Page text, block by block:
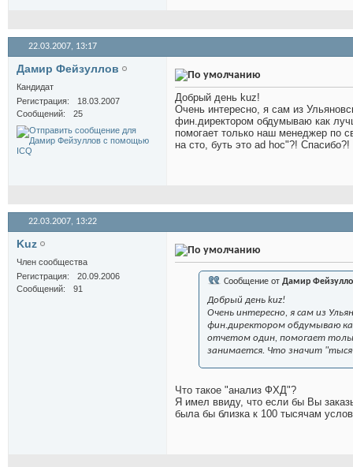
22.03.2007, 13:17
Дамир Фейзуллов
Кандидат
Регистрация
18.03.2007
Сообщений
25
Добрый день kuz!
Очень интересно, я сам из
фин.директором обдумываю как
помогает только наш менеджер по
на сто, буть это ad hoc"?! Спасибо?!
22.03.2007, 13:22
Kuz
Член сообщества
Регистрация
20.09.2006
Сообщений
91
Сообщение от Дамир
Добрый день kuz!
Очень интересно, я сам из
фин.директором обдумываю
отчетом один, помогает
занимается. Что значит
Что такое "анализ ФХД"?
Я имел ввиду, что если бы Вы
была бы близка к 100 тысячам